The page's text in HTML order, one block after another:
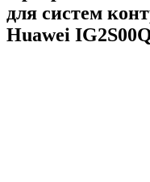
для систем
Huawei